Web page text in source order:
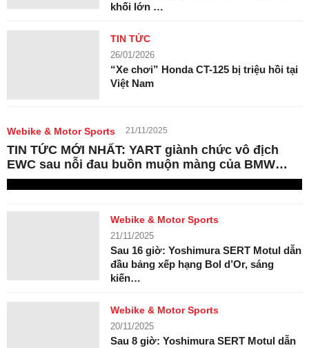
khối lớn …
TIN TỨC
26/01/2026
“Xe chơi” Honda CT-125 bị triệu hồi tại
Việt Nam
Webike & Motor Sports 21/11/2025
TIN TỨC MỚI NHẤT: YART giành chức vô địch
EWC sau nỗi đau buồn muộn màng của BMW…
Webike & Motor Sports
21/11/2025
Sau 16 giờ: Yoshimura SERT Motul dẫn
đầu bảng xếp hạng Bol d’Or, sáng
kiến…
Webike & Motor Sports
20/11/2025
Sau 8 giờ: Yoshimura SERT Motul dẫn